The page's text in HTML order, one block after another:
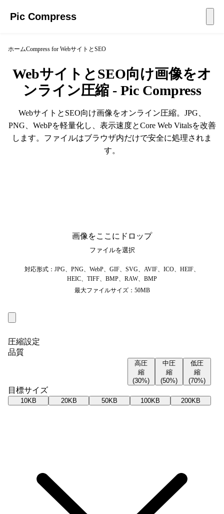
Pic Compress
ホームCompress for WebサイトとSEO
WebサイトとSEO向け画像をオ
ンライン圧縮 - Pic Compress
WebサイトとSEO向け画像をオンライン圧縮。JPG、
PNG、WebPを軽量化し、表示速度とCore Web Vitalsを改善
します。ファイルはブラウザ内だけで安全に処理されま
す。
画像をここにドロップ
ファイルを選択
対応形式：JPG、PNG、WebP、GIF、SVG、AVIF、ICO、HEIF、
HEIC、TIFF、BMP、RAW、BMP
最大ファイルサイズ：50MB
圧縮設定
品質
高圧
縮
(30%)
中圧
縮
(50%)
低圧
縮
(70%)
目標サイズ
10KB 20KB 50KB 100KB 200KB